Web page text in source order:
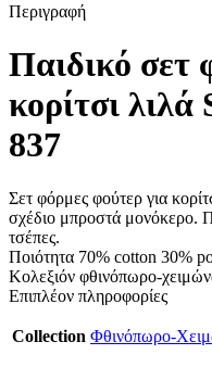
Περιγραφή
Παιδικό σετ
κορίτσι
837
Σετ φόρμες φούτερ για
σχέδιο μπροστά μονόκερο.
τσέπες.
Ποιότητα 70% cotton 30%
Κολεξιόν φθινόπωρο-
Επιπλέον πληροφορίες
Collection Φθινόπωρο-